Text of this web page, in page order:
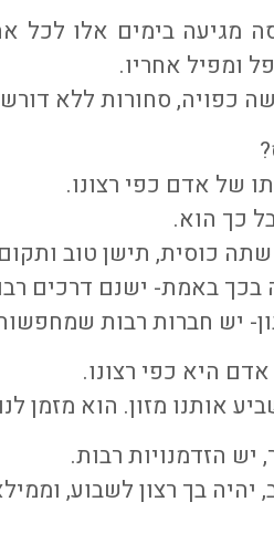
מגיעה בימים אלו לכל
ומפיל אחריו.
כפויה, סחורות ללא
של אדם כפי רצונו.
כך הוא.
כוסית, תישן טוב
באמת- ישנם דרכים
יש חברות רבות
היא כפי רצונו.
אותנו מזון. הוא מזמן
הזדמנויות רבות.
בך רצון לשבוע,